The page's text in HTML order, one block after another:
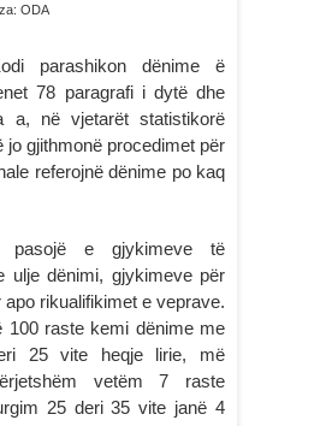
ODA
parashikon dënime ë
78 paragrafi i dytë dhe
a, në vjetarët statistikorë
jo gjithmonë procedimet për
referojnë dënime po kaq
e gjykimeve të
ulje dënimi, gjykimeve për
apo rikualifikimet e veprave.
100 raste kemi dënime me
25 vite heqje lirie, më
vetëm 7 raste
25 deri 35 vite janë 4